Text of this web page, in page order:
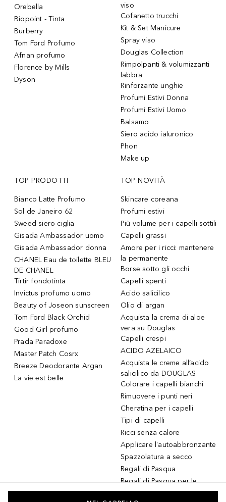
Orebella
Biopoint - Tinta
Burberry
Tom Ford Profumo
Afnan profumo
Florence by Mills
Dyson
viso
Cofanetto trucchi
Kit & Set Manicure
Spray viso
Douglas Collection
Rimpolpanti & volumizzanti
labbra
Rinforzante unghie
Profumi Estivi Donna
Profumi Estivi Uomo
Balsamo
Siero acido ialuronico
Phon
Make up
TOP PRODOTTI
Bianco Latte Profumo
Sol de Janeiro 62
Sweed siero ciglia
Gisada Ambassador uomo
Gisada Ambassador donna
CHANEL Eau de toilette BLEU
DE CHANEL
Tirtir fondotinta
Invictus profumo uomo
Beauty of Joseon sunscreen
Tom Ford Black Orchid
Good Girl profumo
Prada Paradoxe
Master Patch Cosrx
Breeze Deodorante Argan
La vie est belle
TOP NOVITÀ
Skincare coreana
Profumi estivi
Più volume per i capelli sottili
Capelli grassi
Amore per i ricci: mantenere
la permanente
Borse sotto gli occhi
Capelli spenti
Acido salicilico
Olio di argan
Acquista la crema di aloe
vera su Douglas
Capelli crespi
ACIDO AZELAICO
Acquista le creme all’acido
salicilico da DOUGLAS
Colorare i capelli bianchi
Rimuovere i punti neri
Cheratina per i capelli
Tipi di capelli
Ricci senza calore
Applicare l'autoabbronzante
Spazzolatura a secco
Regali di Pasqua
Regali di Pasqua per le
donne